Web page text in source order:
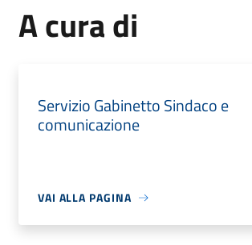
A cura di
Servizio Gabinetto Sindaco e
comunicazione
VAI ALLA PAGINA